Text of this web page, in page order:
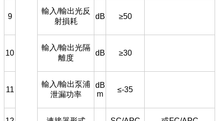
9
輸入/輸出光反
射損耗
dB ≥50
10
輸入/輸出光隔
離度
dB ≥30
11
輸入/輸出泵浦
泄漏功率
dB
m
≤-35